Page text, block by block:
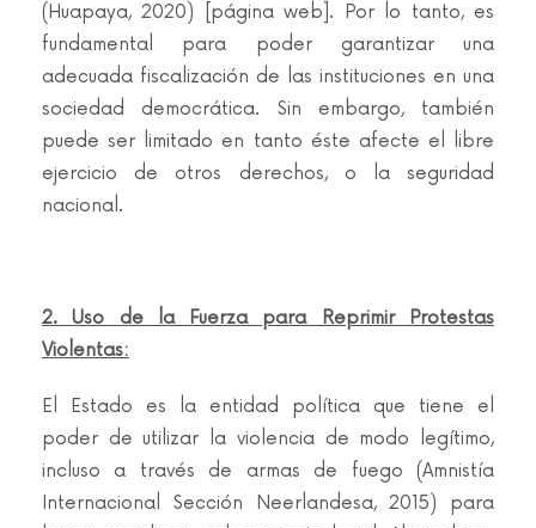
(Huapaya, 2020) [página web]. Por lo tanto, es
fundamental para poder garantizar una
adecuada fiscalización de las instituciones en una
sociedad democrática. Sin embargo, también
puede ser limitado en tanto éste afecte el libre
ejercicio de otros derechos, o la seguridad
nacional.
2.Uso de la Fuerza para Reprimir Protestas
Violentas:
El Estado es la entidad política que tiene el
poder de utilizar la violencia de modo legítimo,
incluso a través de armas de fuego (Amnistía
Internacional Sección Neerlandesa, 2015) para